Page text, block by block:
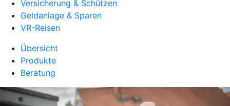
Versicherung & Schützen
Geldanlage & Sparen
VR-Reisen
Übersicht
Produkte
Beratung